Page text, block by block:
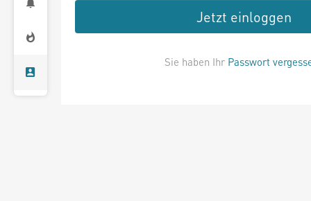
Jetzt einloggen
Sie haben Ihr Passwort